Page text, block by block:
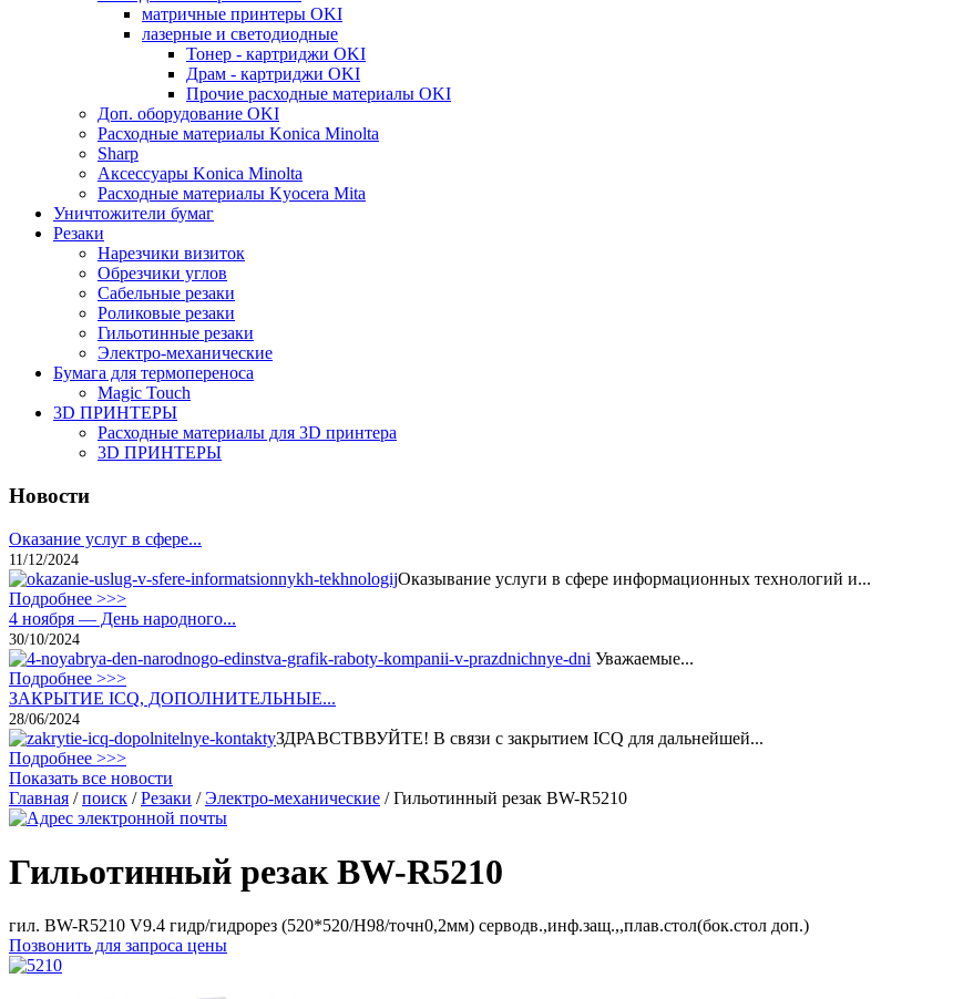
матричные принтеры OKI
лазерные и светодиодные
Тонер - картриджи OKI
Драм - картриджи OKI
Прочие расходные материалы OKI
Доп. оборудование OKI
Расходные материалы Konica Minolta
Sharp
Аксессуары Konica Minolta
Расходные материалы Kyocera Mita
Уничтожители бумаг
Резаки
Нарезчики визиток
Обрезчики углов
Сабельные резаки
Роликовые резаки
Гильотинные резаки
Электро-механические
Бумага для термопереноса
Magic Touch
3D ПРИНТЕРЫ
Расходные материалы для 3D принтера
3D ПРИНТЕРЫ
Новости
Оказание услуг в сфере...
11/12/2024
Оказывание услуги в сфере информационных технологий и...
Подробнее >>>
4 ноября — День народного...
30/10/2024
Уважаемые...
Подробнее >>>
ЗАКРЫТИЕ ICQ, ДОПОЛНИТЕЛЬНЫЕ...
28/06/2024
ЗДРАВСТВВУЙТЕ! В связи с закрытием ICQ для дальнейшей...
Подробнее >>>
Показать все новости
Главная /поиск /Резаки /Электро-механические /Гильотинный резак BW-R5210
Гильотинный резак BW-R5210
гил. BW-R5210 V9.4 гидр/гидрорез (520*520/H98/точн0,2мм) серводв.,инф.защ.,,плав.стол(бок.стол доп.)
Позвонить для запроса цены